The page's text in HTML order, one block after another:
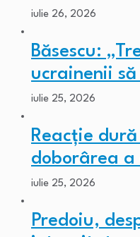
iulie 26, 2026
Băsescu:
ucrainenii
iulie 25, 2026
Reacție
doborârea
iulie 25, 2026
Predoiu,